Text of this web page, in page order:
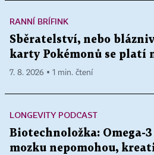
RANNÍ BRÍFINK
Sběratelství, nebo
karty Pokémonů se platí
7. 8. 2026 ▪ 1 min. čtení
LONGEVITY PODCAST
Biotechnoložka: Omega-
mozku nepomohou,